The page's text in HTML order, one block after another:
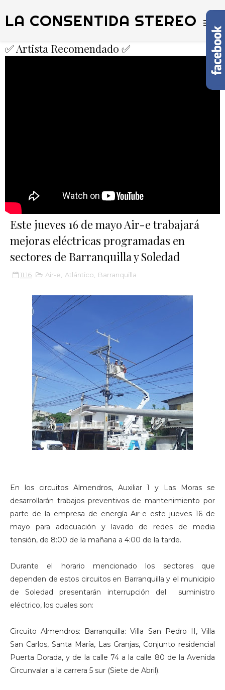
LA CONSENTIDA STEREO
✅ Artista Recomendado ✅
Este jueves 16 de mayo Air-e trabajará
mejoras eléctricas programadas en
sectores de Barranquilla y Soledad
11:16 Air-e Atlántico Barranquilla
En los circuitos Almendros, Auxiliar 1 y Las Moras se
desarrollarán trabajos preventivos de mantenimiento por
parte de la empresa de energía Air-e este jueves 16 de
mayo para adecuación y lavado de redes de media
tensión, de 8:00 de la mañana a 4:00 de la tarde.
Durante el horario mencionado los sectores que
dependen de estos circuitos en Barranquilla y el municipio
de Soledad presentarán interrupción del suministro
eléctrico, los cuales son:
Circuito Almendros: Barranquilla: Villa San Pedro II, Villa
San Carlos, Santa María, Las Granjas, Conjunto residencial
Puerta Dorada, y de la calle 74 a la calle 80 de la Avenida
Circunvalar a la carrera 5 sur (Siete de Abril).